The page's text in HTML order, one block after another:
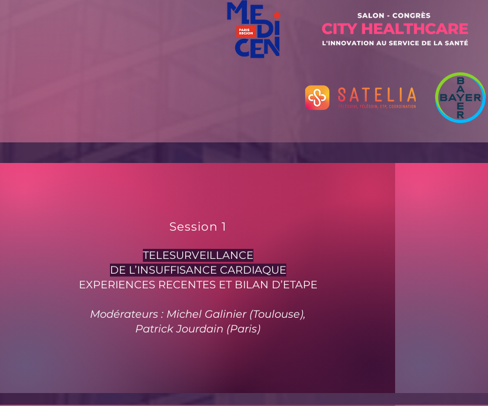
Session 1
TELESURVEILLANCE
DE L’INSUFFISANCE CARDIAQUE
EXPERIENCES RECENTES ET BILAN D’ETAPE
Modérateurs : Michel Galinier (Toulouse),
Patrick Jourdain (Paris)